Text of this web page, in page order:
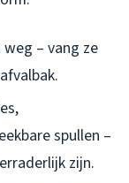
– vang ze
spullen –
zijn.